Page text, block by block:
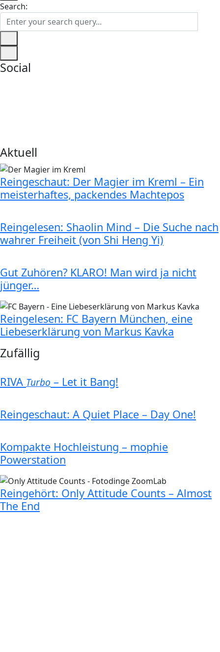
Search:
Social
Aktuell
Reingeschaut: Der Magier im Kreml – Ein
meisterhaftes, packendes Machtepos
Reingelesen: Shaolin Mind – Die Suche nach
wahrer Freiheit (von Shi Heng Yi)
Gut Zuhören? KLARO! Man wird ja nicht
jünger…
Reingelesen: FC Bayern München, eine
Liebeserklärung von Markus Kavka
Zufällig
RIVA Turbo – Let it Bang!
Reingeschaut: A Quiet Place – Day One!
Kompakte Hochleistung – mophie
Powerstation
Reingehört: Only Attitude Counts – Almost
The End